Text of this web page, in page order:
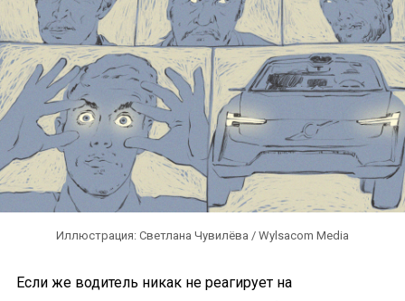
Иллюстрация: Светлана Чувилёва / Wylsacom Media
Если же водитель никак не реагирует на